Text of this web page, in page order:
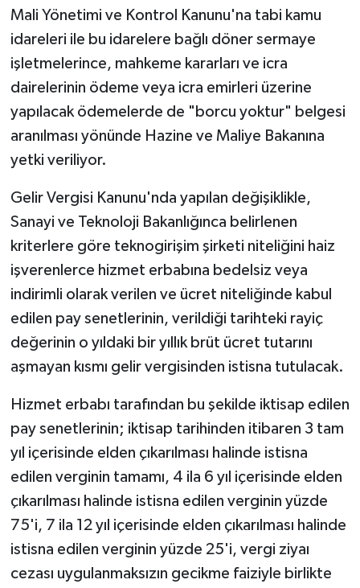
Mali Yönetimi ve Kontrol Kanunu'na tabi kamu
idareleri ile bu idarelere bağlı döner sermaye
işletmelerince, mahkeme kararları ve icra
dairelerinin ödeme veya icra emirleri üzerine
yapılacak ödemelerde de "borcu yoktur" belgesi
aranılması yönünde Hazine ve Maliye Bakanına
yetki veriliyor.
Gelir Vergisi Kanunu'nda yapılan değişiklikle,
Sanayi ve Teknoloji Bakanlığınca belirlenen
kriterlere göre teknogirişim şirketi niteliğini haiz
işverenlerce hizmet erbabına bedelsiz veya
indirimli olarak verilen ve ücret niteliğinde kabul
edilen pay senetlerinin, verildiği tarihteki rayiç
değerinin o yıldaki bir yıllık brüt ücret tutarını
aşmayan kısmı gelir vergisinden istisna tutulacak.
Hizmet erbabı tarafından bu şekilde iktisap edilen
pay senetlerinin; iktisap tarihinden itibaren 3 tam
yıl içerisinde elden çıkarılması halinde istisna
edilen verginin tamamı, 4 ila 6 yıl içerisinde elden
çıkarılması halinde istisna edilen verginin yüzde
75'i, 7 ila 12 yıl içerisinde elden çıkarılması halinde
istisna edilen verginin yüzde 25'i, vergi ziyaı
cezası uygulanmaksızın gecikme faiziyle birlikte
Video Haber
Yaşam
Yemek